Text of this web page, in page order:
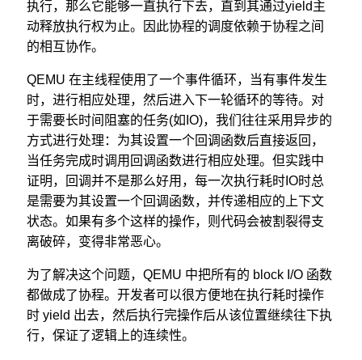
执行，那么它能够一直执行下去，直到其通过yield主
动释放执行权为止。因此协程的调度依赖于协程之间
的相互协作。
QEMU 在主线程使用了一个事件循环，当有事件发生
时，进行相应处理，然后进入下一轮循环的等待。对
于需要长时间阻塞的任务(如IO)，我们往往采用异步的
方式进行处理：为其设置一个回调函数后直接返回，
当任务完成时调用回调函数进行相应处理。但实践中
证明，回调并不是那么好用，每一次执行耗时IO时总
是需要为其设置一个回调函数，并传递相应的上下文
状态。如果有多个这样的操作，则代码会被割裂得支
离破碎，变得非常恶心。
为了解决这个问题，QEMU 中把所有的 block I/O 函数
都做成了协程。开发者可以很方便地在执行耗时操作
时 yield 出去，然后执行完操作后从该位置继续往下执
行，保证了逻辑上的连续性。